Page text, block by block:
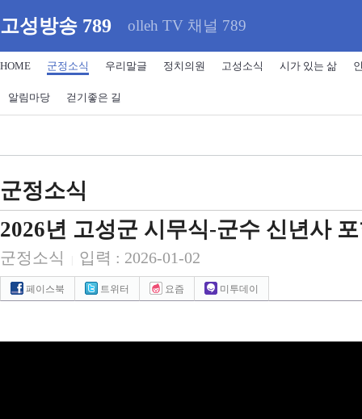
고성방송 789 olleh TV 채널 789
HOME 군정소식 우리말글 정치의원 고성소식 시가 있는 삶
알림마당 걷기좋은 길
군정소식
2026년 고성군 시무식-군수 신년사
군정소식 입력 : 2026-01-02
페이스북 트위터 요즘 미투데이